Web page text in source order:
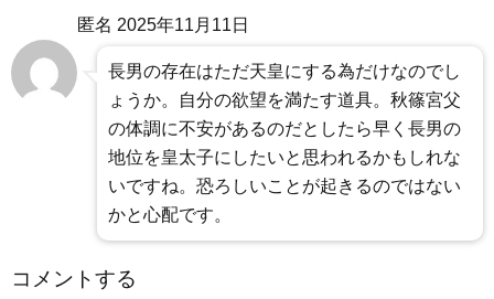
匿名 2025年11月11日
長男の存在はただ天皇にする為だけなのでし
ょうか。自分の欲望を満たす道具。秋篠宮父
の体調に不安があるのだとしたら早く長男の
地位を皇太子にしたいと思われるかもしれな
いですね。恐ろしいことが起きるのではない
かと心配です。
コメントする